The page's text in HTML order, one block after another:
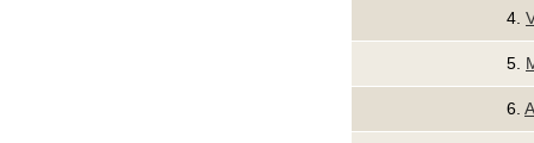
4.
5.
6.